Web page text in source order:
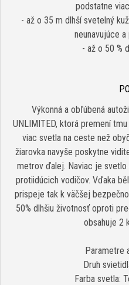
podstatne
- až o 35 m dlhší svetelný
neunavujúce
- až o 50 %
Výkonná a obľúbená
UNLIMITED, ktorá premení
viac svetla na ceste než
žiarovka navyše poskytne
metrov ďalej. Naviac je
protiidúcich vodičov. Vďaka
prispeje tak k väčšej
50% dlhšiu životnosť oproti
obsahuje 2
Parametre
Druh
Farba svetla: